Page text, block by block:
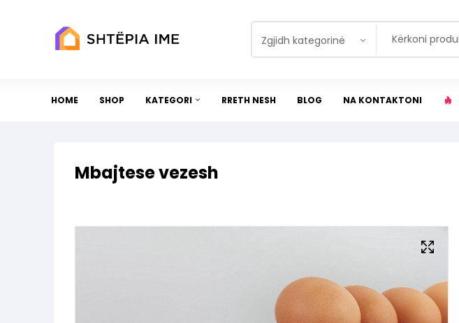
Zgjidh kategorinë
HOME SHOP KATEGORI RRETH NESH BLOG NA KONTAKTONI
Mbajtese vezesh